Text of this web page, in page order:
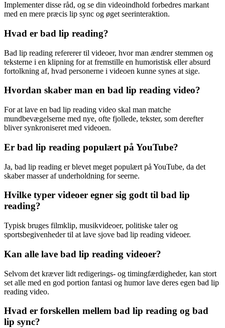
Implementer disse råd, og se din videoindhold forbedres markant
med en mere præcis lip sync og øget seerinteraktion.
Hvad er bad lip reading?
Bad lip reading refererer til videoer, hvor man ændrer stemmen og
teksterne i en klipning for at fremstille en humoristisk eller absurd
fortolkning af, hvad personerne i videoen kunne synes at sige.
Hvordan skaber man en bad lip reading video?
For at lave en bad lip reading video skal man matche
mundbevægelserne med nye, ofte fjollede, tekster, som derefter
bliver synkroniseret med videoen.
Er bad lip reading populært på YouTube?
Ja, bad lip reading er blevet meget populært på YouTube, da det
skaber masser af underholdning for seerne.
Hvilke typer videoer egner sig godt til bad lip
reading?
Typisk bruges filmklip, musikvideoer, politiske taler og
sportsbegivenheder til at lave sjove bad lip reading videoer.
Kan alle lave bad lip reading videoer?
Selvom det kræver lidt redigerings- og timingfærdigheder, kan stort
set alle med en god portion fantasi og humor lave deres egen bad lip
reading video.
Hvad er forskellen mellem bad lip reading og bad
lip sync?